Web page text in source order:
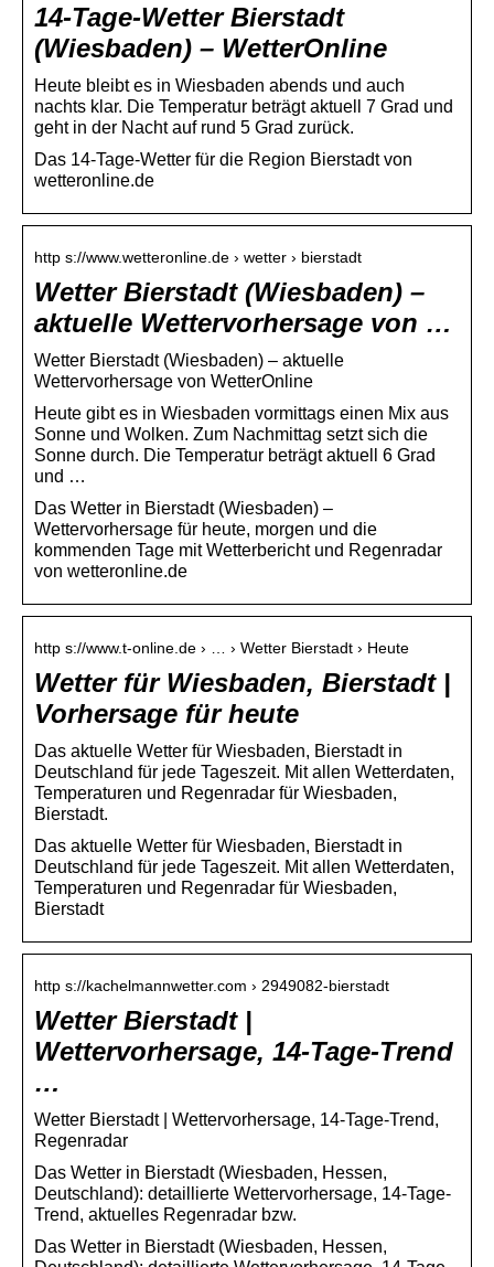
14-Tage-Wetter Bierstadt
(Wiesbaden) – WetterOnline
Heute bleibt es in Wiesbaden abends und auch
nachts klar. Die Temperatur beträgt aktuell 7 Grad und
geht in der Nacht auf rund 5 Grad zurück.
Das 14-Tage-Wetter für die Region Bierstadt von
wetteronline.de
http s://www.wetteronline.de › wetter › bierstadt
Wetter Bierstadt (Wiesbaden) –
aktuelle Wettervorhersage von …
Wetter Bierstadt (Wiesbaden) – aktuelle
Wettervorhersage von WetterOnline
Heute gibt es in Wiesbaden vormittags einen Mix aus
Sonne und Wolken. Zum Nachmittag setzt sich die
Sonne durch. Die Temperatur beträgt aktuell 6 Grad
und …
Das Wetter in Bierstadt (Wiesbaden) –
Wettervorhersage für heute, morgen und die
kommenden Tage mit Wetterbericht und Regenradar
von wetteronline.de
http s://www.t-online.de › … › Wetter Bierstadt › Heute
Wetter für Wiesbaden, Bierstadt |
Vorhersage für heute
Das aktuelle Wetter für Wiesbaden, Bierstadt in
Deutschland für jede Tageszeit. Mit allen Wetterdaten,
Temperaturen und Regenradar für Wiesbaden,
Bierstadt.
Das aktuelle Wetter für Wiesbaden, Bierstadt in
Deutschland für jede Tageszeit. Mit allen Wetterdaten,
Temperaturen und Regenradar für Wiesbaden,
Bierstadt
http s://kachelmannwetter.com › 2949082-bierstadt
Wetter Bierstadt |
Wettervorhersage, 14-Tage-Trend
…
Wetter Bierstadt | Wettervorhersage, 14-Tage-Trend,
Regenradar
Das Wetter in Bierstadt (Wiesbaden, Hessen,
Deutschland): detaillierte Wettervorhersage, 14-Tage-
Trend, aktuelles Regenradar bzw.
Das Wetter in Bierstadt (Wiesbaden, Hessen,